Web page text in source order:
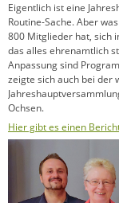
Eigentlich ist eine
Routine-Sache. Aber
800 Mitglieder hat, sich
das alles ehrenamtlich
Anpassung sind
zeigte sich auch bei der
Ochsen.
Hier gibt es einen